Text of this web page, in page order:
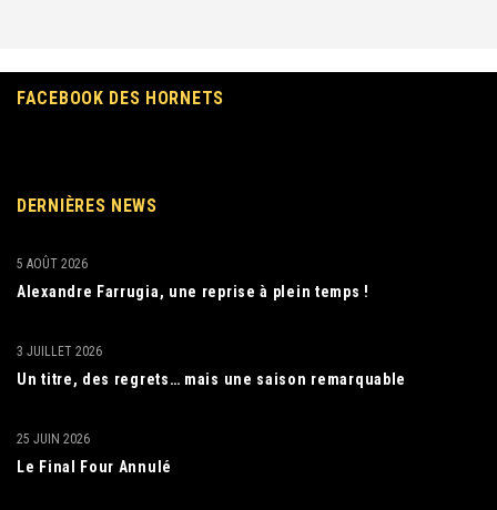
FACEBOOK DES HORNETS
DERNIÈRES NEWS
Alexandre Farrugia, une reprise à plein temps !
5 AOÛT 2026
Un titre, des regrets… mais une saison remarquable
3 JUILLET 2026
Le Final Four Annulé
25 JUIN 2026